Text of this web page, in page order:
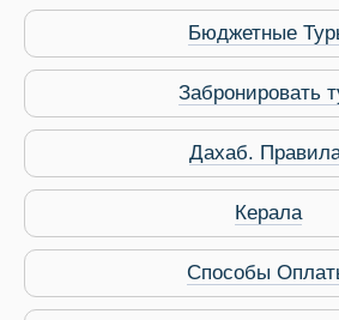
Бюджетные
Забронировать
Дахаб.
Керала
Способы